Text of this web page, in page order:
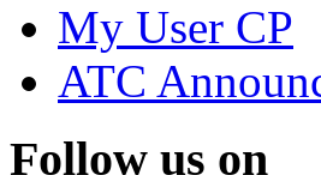
My User CP
ATC
Follow us on